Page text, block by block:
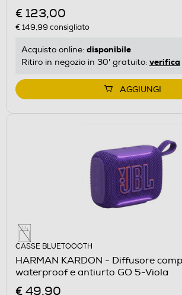
€ 123,00
€ 149,99 consigliato
Acquisto online: disponibile
Ritiro in negozio in 30' gratuito: verifica
AGGIUNGI
CASSE BLUETOOOTH
HARMAN KARDON - Diffusore
waterproof e antiurto GO 5-Viola
€ 49,90